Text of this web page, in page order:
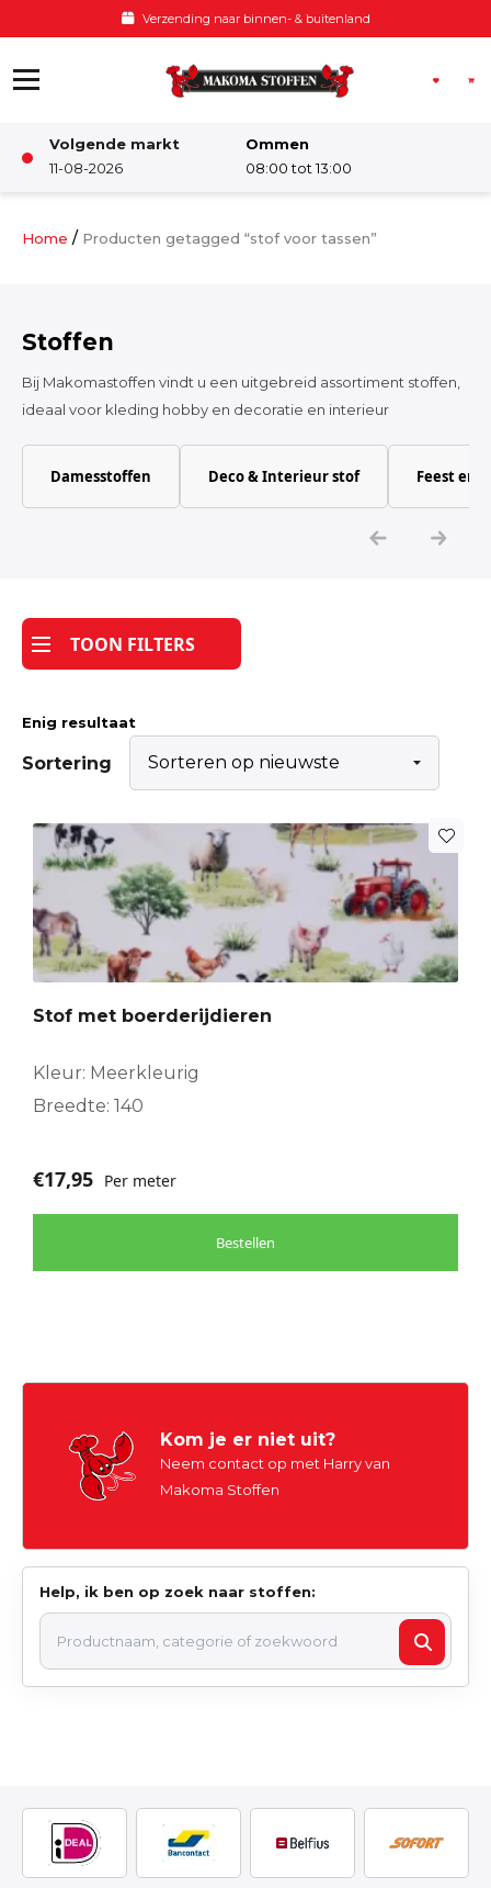
Verzending naar binnen- & buitenland
Volgende markt
11-08-2026
Ommen
08:00 tot 13:00
Damesstoffen
Katoen
Tijdpakker stof
Home / Producten getagged “stof voor tassen”
Stoffen
Bij Makomastoffen vindt u een uitgebreid assortiment stoffen,
ideaal voor kleding hobby en decoratie en interieur
Damesstoffen Deco & Interieur stof Feest en
TOON FILTERS
Enig resultaat
Sortering
Stof met boerderijdieren
Kleur: Meerkleurig
Breedte: 140
€17,95 Per meter
Bestellen
Kom je er niet uit?
Neem contact op met Harry van
Makoma Stoffen
Help, ik ben op zoek naar stoffen: